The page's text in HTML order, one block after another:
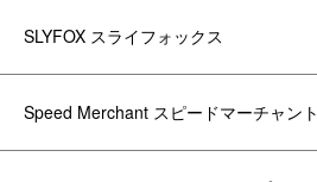
SLYFOX スライフォックス
Speed Merchant スピードマーチャント